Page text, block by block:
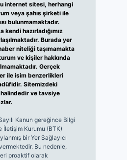
internet sitesi, herhangi
veya şahıs şirketi ile
bulunmamaktadır.
kendi hazırladığımız
Burada yer
niteliği taşımamakta
ve kişiler hakkında
Gerçek
ile isim benzerlikleri
Sitemizdeki
ve tavsiye
Kanun gereğince Bilgi
İletişim Kurumu (BTK)
bir Yer Sağlayıcı
Bu nedenle,
proaktif olarak